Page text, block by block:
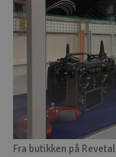
Fra butikken på Revetal